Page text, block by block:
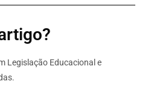
Legislação Educacional e